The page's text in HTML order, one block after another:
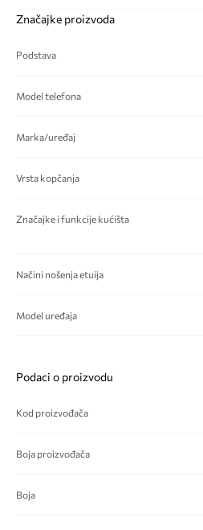
Značajke proizvoda
Podstava
Model telefona
Marka/uređaj
Vrsta kopčanja
Značajke i funkcije kućišta
Načini nošenja etuija
Model uređaja
Podaci o proizvodu
Kod proizvođača
Boja proizvođača
Boja